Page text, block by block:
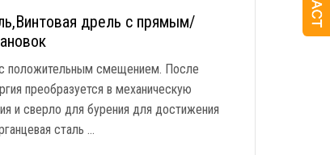
дрель с прямым/
с положительным смещением. После
преобразуется в механическую
и сверло для бурения для достижения
сталь …